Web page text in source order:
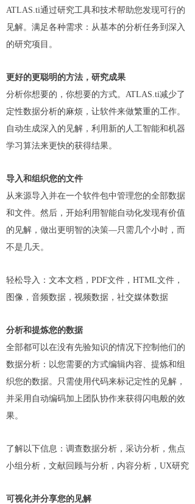
ATLAS.ti通过研究工具和技术帮助您发现可行的
见解。满足各种需求：从基本的分析任务到深入
的研究项目。
更好的更聪明的方法，研究成果
分析你想要的，你想要的方式。ATLAS.ti减少了
定性数据分析的麻烦，让软件来做繁重的工作。
自动生成深入的见解，利用新的人工智能和机器
学习算法来更快的获得结果。
导入和组织您的文件
从来源导入并在一个软件包中管理您的全部数据
和文件。然后，开始利用智能自动化发现有价值
的见解，做出更明智的决策—只需几个小时，而
不是几天。
轻松导入：文本文档，PDF文件，HTML文件，
图像，音频数据，视频数据，社交媒体数据
分析和提炼您的数据
全部都可以在没有先验知识的情况下控制他们的
数据分析：以您需要的方式编辑内容、提炼和组
织您的数据。只需使用代码来标记定性的见解，
并采用自动编码加上团队协作来获得闪电般的效
果。
了解以下信息：调查数据分析，采访分析，焦点
小组分析，文献回顾与分析，内容分析，UX研究
可视化并分享您的见解